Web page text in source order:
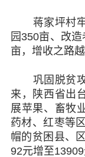
蒋家坪村
园350亩、改
亩，增收之路越
巩固脱贫
来，陕西省出
展苹果、畜牧
药材、红枣等
帽的贫困县、
92元增至13909